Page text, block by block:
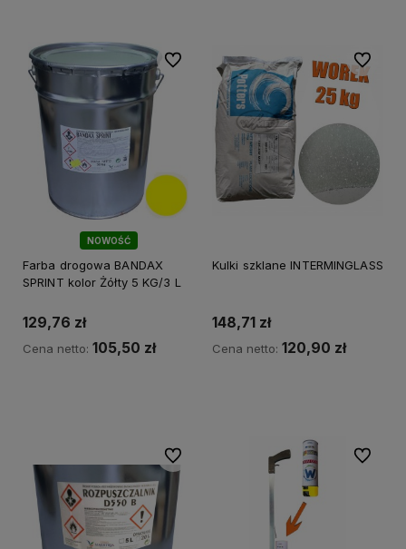
NOWOŚĆ
Farba drogowa BANDAX
SPRINT kolor Żółty 5 KG/3 L
129,76 zł
Cena netto: 105,50 zł
Do ulubionych
Kulki szklane INTERMINGLASS
148,71 zł
Cena netto: 120,90 zł
Do
Do ulubionych Do